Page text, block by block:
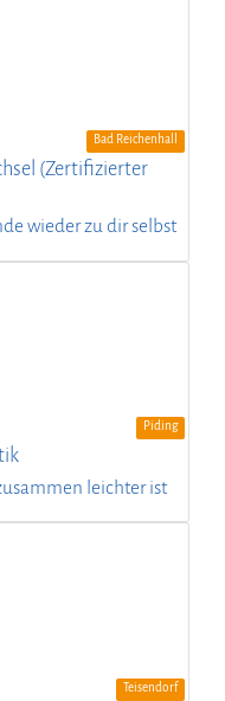
Bad Reichenhall
(Zertifizierter
wieder zu dir selbst
Piding
leichter ist
Teisendorf